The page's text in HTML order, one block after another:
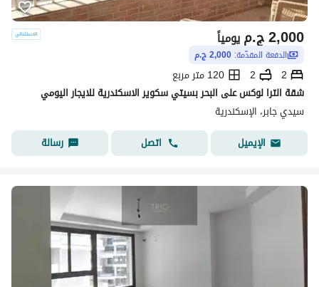
ج.م2,000 يومياً
الدفعة المقدّمة: 2,000 ج.م
2
2
120 متر مربع
شقة الترا لوكس على البحر بسيتي سكوير الاسكندرية للايجار اليومي
سيدي جابر، الإسكندرية
الإيميل
اتصل رسالة